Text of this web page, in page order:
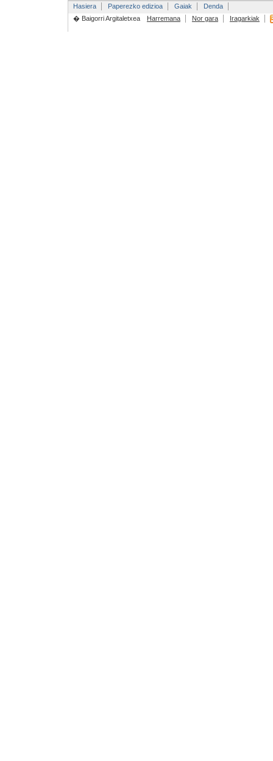
Hasiera Paperezko edizioa Gaiak
Denda
� Baigorri Argitaletxea
Harremana Nor gara Iragarkiak